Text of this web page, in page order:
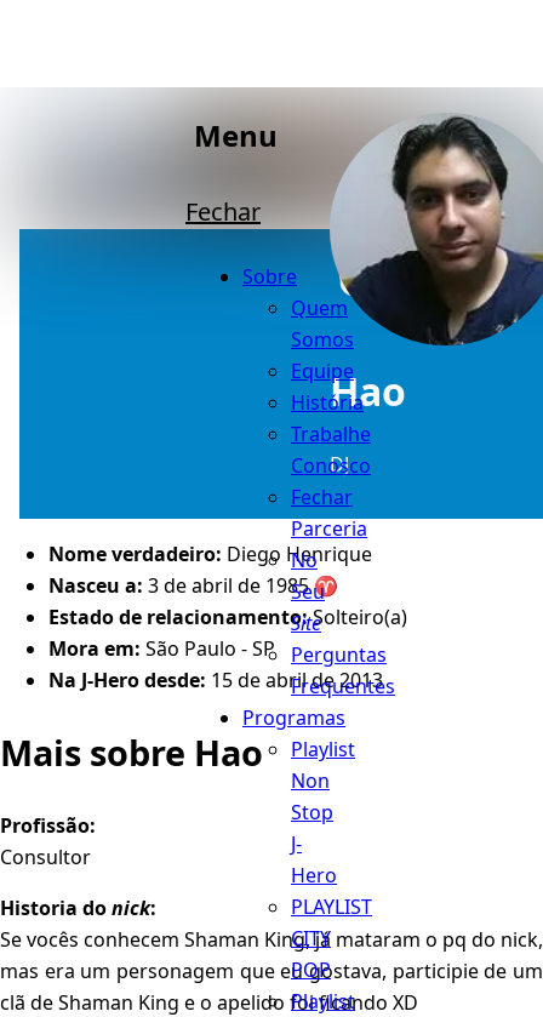
Menu
Fechar
Sobre
Quem
Somos
Equipe
História
Trabalhe
Conosco
Fechar
Parceria
No
Seu
Site
Perguntas
Frequentes
Programas
Playlist
Non
Stop
J-
Hero
PLAYLIST
CITY
POP
Playlist
Hao
DJ
Nome verdadeiro: Diego Henrique
Nasceu a: 3 de abril de 1985 ♈️
Estado de relacionamento:Solteiro(a)
Mora em: São Paulo - SP
Na J-Hero desde: 15 de abril de 2013
Mais sobre Hao
Profissão:
Consultor
Historia donick:
Se vocês conhecem Shaman King, já mataram o pq do nick,
mas era um personagem que eu gostava, participie de um
clã de Shaman King e o apelido foi ficando XD